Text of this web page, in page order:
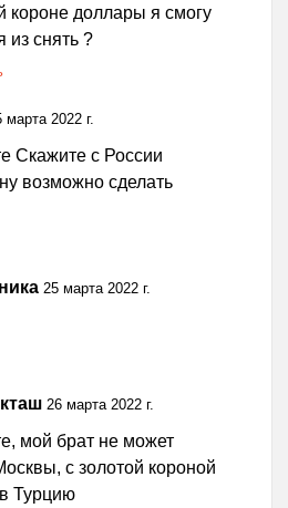
короне доллары я смогу
из снять ?
марта 2022 г.
Скажите с России
возможно сделать
25 марта 2022 г.
26 марта 2022 г.
мой брат не может
с золотой короной
Турцию